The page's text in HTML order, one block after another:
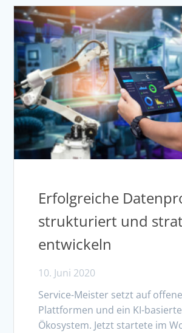
Erfolgreiche
strukturiert und
entwickeln
10. Juni 2020
Service-Meister setzt auf offene
Plattformen und ein KI-
Ökosystem. Jetzt startete im